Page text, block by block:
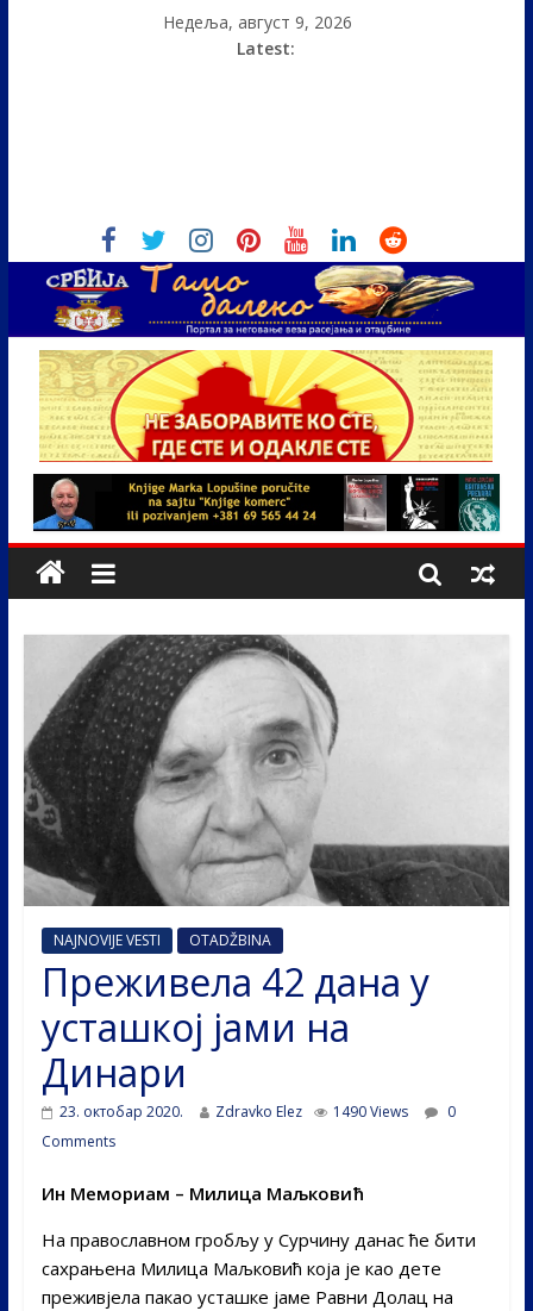
Недеља, август 9, 2026
Latest:
NAJNOVIJE VESTI OTADŽBINA
Преживела 42 дана у
усташкој јами на
Динари
23. октобар 2020. Zdravko Elez 1490 Views
0
Comments
Ин Мемориам – Милица Маљковић
На православном гробљу у Сурчину данас ће бити
сахрањена Милица Маљковић која је као дете
преживјела пакао усташке јаме Равни Долац на